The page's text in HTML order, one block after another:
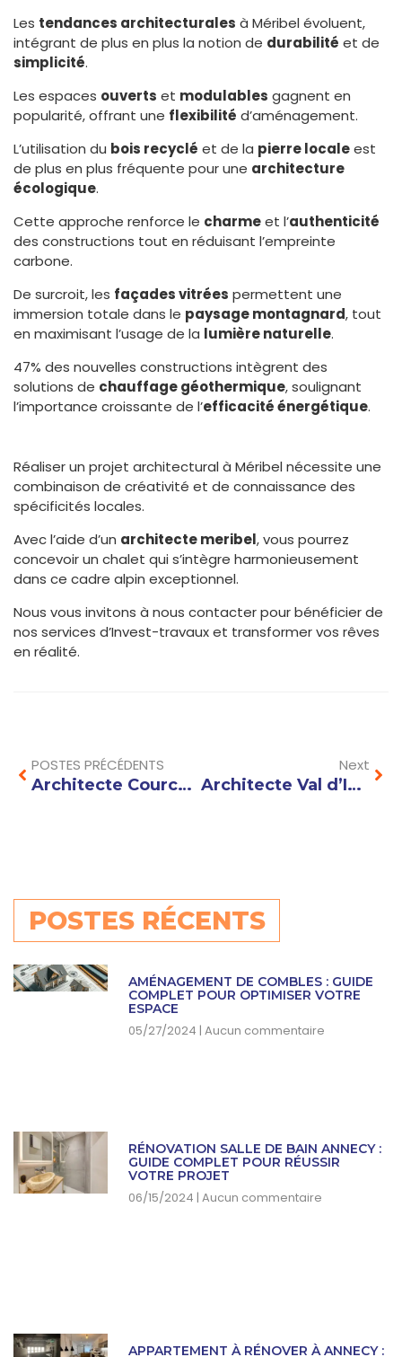
Les tendances architecturales à Méribel évoluent,
intégrant de plus en plus la notion de durabilité et de
simplicité.
Les espaces ouverts et modulables gagnent en
popularité, offrant une flexibilité d’aménagement.
L’utilisation du bois recyclé et de la pierre localeest
de plus en plus fréquente pour une architecture
écologique.
Cette approche renforce le charmeet l’authenticité
des constructions tout en réduisant l’empreinte
carbone.
De surcroit, les façades vitrées permettent une
immersion totale dans le paysage montagnard, tout
en maximisant l’usage de la lumière naturelle.
47% des nouvelles constructions intègrent des
solutions de chauffage géothermique, soulignant
l’importance croissante de l’efficacité énergétique.
Réaliser un projet architectural à Méribel nécessite une
combinaison de créativité et de connaissance des
spécificités locales.
Avec l’aide d’un architecte meribel, vous pourrez
concevoir un chalet qui s’intègre harmonieusement
dans ce cadre alpin exceptionnel.
Nous vous invitons à nous contacter pour bénéficier de
nos services d’Invest-travaux et transformer vos rêves
en réalité.
POSTES PRÉCÉDENTS
Architecte Courchevel : Créez un Chalet de Luxe Unique en Harmonie avec la Montagne
Next
Architecte Val d’Isère : Concevez un Chalet Haute Montagne à Votre Image
POSTES RÉCENTS
AMÉNAGEMENT DE COMBLES : GUIDE
COMPLET POUR OPTIMISER VOTRE
ESPACE
05/27/2024 Aucun commentaire
RÉNOVATION SALLE DE BAIN ANNECY :
GUIDE COMPLET POUR RÉUSSIR
VOTRE PROJET
06/15/2024 Aucun commentaire
APPARTEMENT À RÉNOVER À ANNECY :